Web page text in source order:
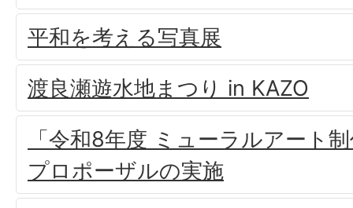
平和を考える写真展
渡良瀬遊水地まつり in KAZO
「令和8年度 ミューラルアート
プロポーザルの実施